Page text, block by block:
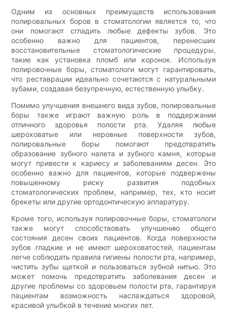
Одним из основных преимуществ использования
полировальных боров в стоматологии является то, что
они помогают сгладить любые дефекты зубов. Это
особенно важно для пациентов, перенесших
восстановительные стоматологические процедуры,
такие как установка пломб или коронок. Используя
полировочные боры, стоматологи могут гарантировать,
что реставрации идеально сочетаются с натуральными
зубами, создавая безупречную, естественную улыбку.
Помимо улучшения внешнего вида зубов, полировальные
боры также играют важную роль в поддержании
отличного здоровья полости рта. Удаляя любые
шероховатые или неровные поверхности зубов,
полировальные боры помогают предотвратить
образование зубного налета и зубного камня, которые
могут привести к кариесу и заболеваниям десен. Это
особенно важно для пациентов, которые подвержены
повышенному риску развития подобных
стоматологических проблем, например, тех, кто носит
брекеты или другие ортодонтическую аппаратуру.
Кроме того, используя полировочные боры, стоматологи
также могут способствовать улучшению общего
состояния десен своих пациентов. Когда поверхности
зубов гладкие и не имеют шероховатостей, пациентам
легче соблюдать правила гигиены полости рта, например,
чистить зубы щеткой и пользоваться зубной нитью. Это
может помочь предотвратить заболевания десен и
другие проблемы со здоровьем полости рта, гарантируя
пациентам возможность наслаждаться здоровой,
красивой улыбкой в течение многих лет.